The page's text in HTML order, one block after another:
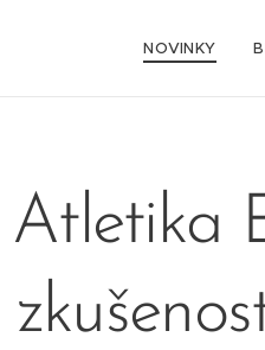
NOVINKY
Atletika